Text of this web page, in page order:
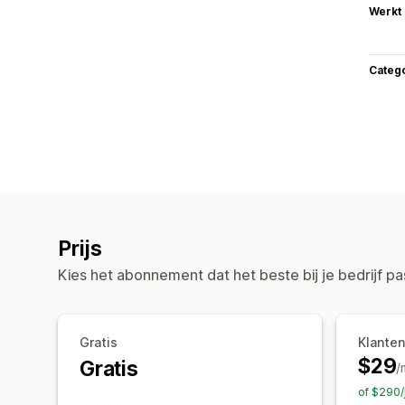
Werkt
Prijs
Kies het abonnement dat het beste bij je bedrijf
Gratis
Gratis $29/
of $290/